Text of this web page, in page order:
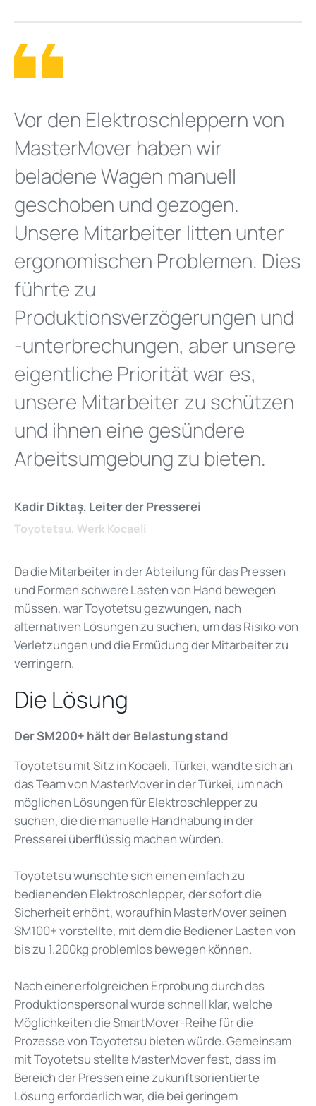
Vor den Elektroschleppern von
MasterMover haben wir
beladene Wagen manuell
geschoben und gezogen.
Unsere Mitarbeiter litten unter
ergonomischen Problemen. Dies
führte zu
Produktionsverzögerungen und
-unterbrechungen, aber unsere
eigentliche Priorität war es,
unsere Mitarbeiter zu schützen
und ihnen eine gesündere
Arbeitsumgebung zu bieten.
Kadir Diktaş, Leiter der Presserei
Toyotetsu, Werk Kocaeli
Da die Mitarbeiter in der Abteilung für das Pressen
und Formen schwere Lasten von Hand bewegen
müssen, war Toyotetsu gezwungen, nach
alternativen Lösungen zu suchen, um das Risiko von
Verletzungen und die Ermüdung der Mitarbeiter zu
verringern.
Die Lösung
Der SM200+ hält der Belastung stand
Toyotetsu mit Sitz in Kocaeli, Türkei, wandte sich an
das Team von MasterMover in der Türkei, um nach
möglichen Lösungen für Elektroschlepper zu
suchen, die die manuelle Handhabung in der
Presserei überflüssig machen würden.
Toyotetsu wünschte sich einen einfach zu
bedienenden Elektroschlepper, der sofort die
Sicherheit erhöht, woraufhin MasterMover seinen
SM100+ vorstellte, mit dem die Bediener Lasten von
bis zu 1.200kg problemlos bewegen können.
Nach einer erfolgreichen Erprobung durch das
Produktionspersonal wurde schnell klar, welche
Möglichkeiten die SmartMover-Reihe für die
Prozesse von Toyotetsu bieten würde. Gemeinsam
mit Toyotetsu stellte MasterMover fest, dass im
Bereich der Pressen eine zukunftsorientierte
Lösung erforderlich war, die bei geringem